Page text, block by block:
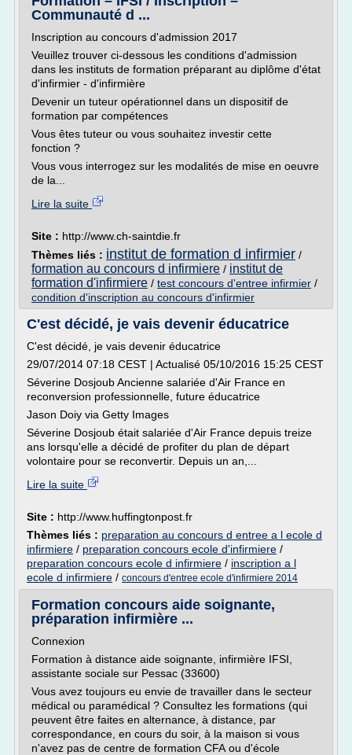
Communauté d ...
Inscription au concours d'admission 2017
Veuillez trouver ci-dessous les conditions d'admission
dans les instituts de formation préparant au diplôme d'état
d'infirmier - d'infirmière
Devenir un tuteur opérationnel dans un dispositif de
formation par compétences
Vous êtes tuteur ou vous souhaitez investir cette
fonction ?
Vous vous interrogez sur les modalités de mise en oeuvre
de la...
Lire la suite
Site : http://www.ch-saintdie.fr
Thèmes liés : institut de formation d infirmier /
formation au concours d infirmiere / institut de
formation d'infirmiere / test concours d'entree infirmier /
condition d'inscription au concours d'infirmier
C'est décidé, je vais devenir éducatrice
C'est décidé, je vais devenir éducatrice
29/07/2014 07:18 CEST | Actualisé 05/10/2016 15:25 CEST
Séverine Dosjoub Ancienne salariée d'Air France en
reconversion professionnelle, future éducatrice
Jason Doiy via Getty Images
Séverine Dosjoub était salariée d'Air France depuis treize
ans lorsqu'elle a décidé de profiter du plan de départ
volontaire pour se reconvertir. Depuis un an,...
Lire la suite
Site : http://www.huffingtonpost.fr
Thèmes liés : preparation au concours d entree a l ecole d
infirmiere / preparation concours ecole d'infirmiere /
preparation concours ecole d infirmiere / inscription a l
ecole d infirmiere / concours d'entree ecole d'infirmiere 2014
Formation concours aide soignante,
préparation infirmière ...
Connexion
Formation à distance aide soignante, infirmière IFSI,
assistante sociale sur Pessac (33600)
Vous avez toujours eu envie de travailler dans le secteur
médical ou paramédical ? Consultez les formations (qui
peuvent être faites en alternance, à distance, par
correspondance, en cours du soir, à la maison si vous
n'avez pas de centre de formation CFA ou d'école